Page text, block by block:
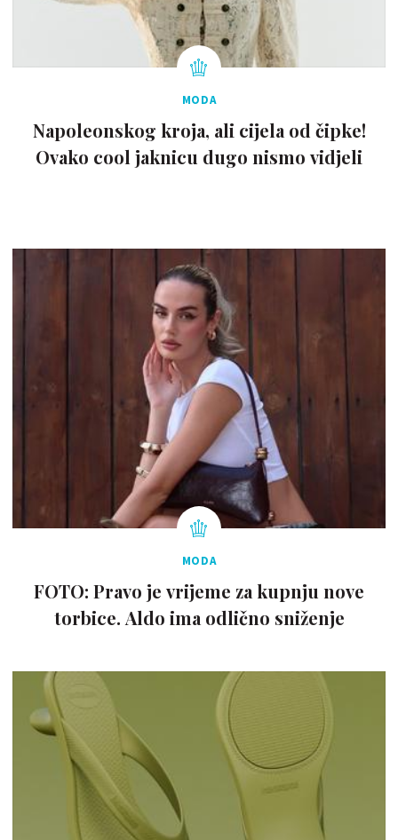
MODA
Napoleonskog kroja, ali cijela od čipke!
Ovako cool jaknicu dugo nismo vidjeli
MODA
FOTO: Pravo je vrijeme za kupnju nove
torbice. Aldo ima odlično sniženje